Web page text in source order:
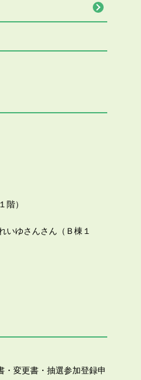
階）
いゆさんさん（Ｂ棟１
・変更書・抽選参加登録申